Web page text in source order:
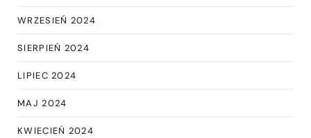
WRZESIEŃ 2024
SIERPIEŃ 2024
LIPIEC 2024
MAJ 2024
KWIECIEŃ 2024